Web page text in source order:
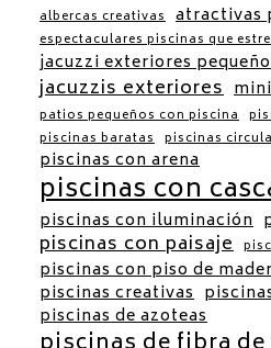
albercas creativas atractivas
espectaculares piscinas que
jacuzzi exteriores
jacuzzis exteriores
patios pequeños con piscina
piscinas baratas piscinas
piscinas con arena
piscinas con
piscinas con iluminación
piscinas con paisaje
piscinas con piso de
piscinas creativas
piscinas de azoteas